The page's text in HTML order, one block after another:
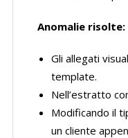
Anomalie risolte:
Gli allegati
template.
Nell’estratto
Modificando il
un cliente